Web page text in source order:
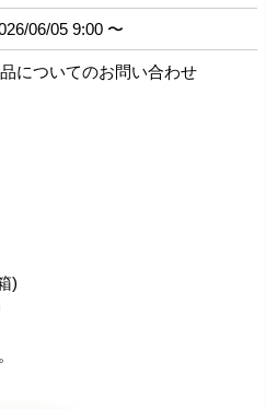
06/05 9:00 〜
についてのお問い合わせ
)